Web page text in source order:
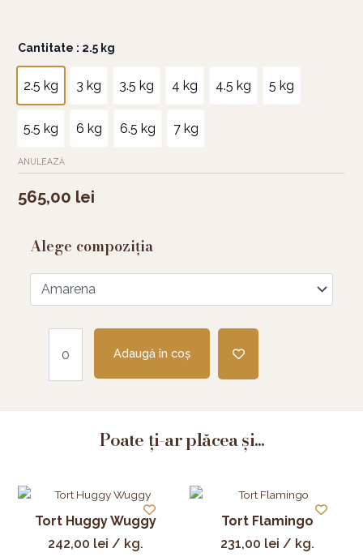
Cantitate : 2.5 kg
2.5 kg 3 kg 3.5 kg 4 kg 4.5 kg 5 kg
5.5 kg 6 kg 6.5 kg 7 kg
ANULEAZĂ
565,00 lei
Alege compoziția
Cantitate
Adaugă în coș
Poate ți-ar plăcea și...
Tort Huggy Wuggy
242,00 lei / kg.
Tort Flamingo
231,00 lei / kg.